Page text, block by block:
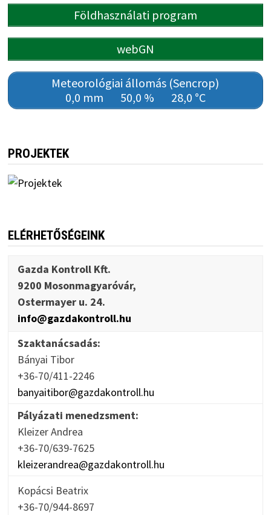
Földhasználati program
webGN
Meteorológiai állomás (Sencrop)
0,0 mm
50,0 % 28,0 °C
PROJEKTEK
ELÉRHETŐSÉGEINK
Gazda Kontroll Kft.
9200 Mosonmagyaróvár,
Ostermayer u. 24.
info@gazdakontroll.hu
Szaktanácsadás:
Bányai Tibor
+36-70/411-2246
banyaitibor@gazdakontroll.hu
Pályázati menedzsment:
Kleizer Andrea
+36-70/639-7625
kleizerandrea@gazdakontroll.hu
Kopácsi Beatrix
+36-70/944-8697